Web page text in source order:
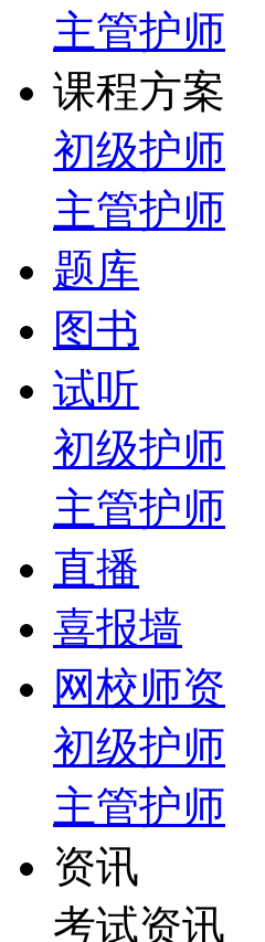
主管护师
课程方案
初级护师
主管护师
题库
图书
试听
初级护师
主管护师
直播
喜报墙
网校师资
初级护师
主管护师
资讯
考试资讯